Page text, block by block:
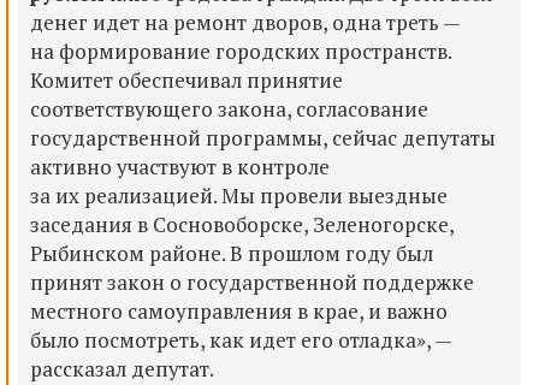
денег идет на ремонт дворов, одна треть —
на формирование городских пространств.
Комитет обеспечивал принятие
соответствующего закона, согласование
государственной программы, сейчас депутаты
активно участвуют в контроле
за их реализацией. Мы провели выездные
заседания в Сосновоборске, Зеленогорске,
Рыбинском районе. В прошлом году был
принят закон о государственной поддержке
местного самоуправления в крае, и важно
было посмотреть, как идет его отладка», —
рассказал депутат.